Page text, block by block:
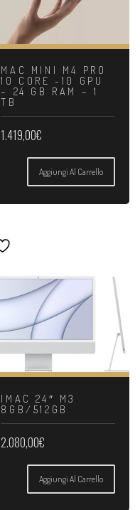
MAC MINI M4 PRO
10 CORE -10 GPU
– 24 GB RAM – 1
TB
1.419,00€
Aggiungi Al Carrello
IMAC 24″ M3
8GB/512GB
2.080,00€
Aggiungi Al Carrello